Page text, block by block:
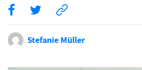
Stefanie Müller